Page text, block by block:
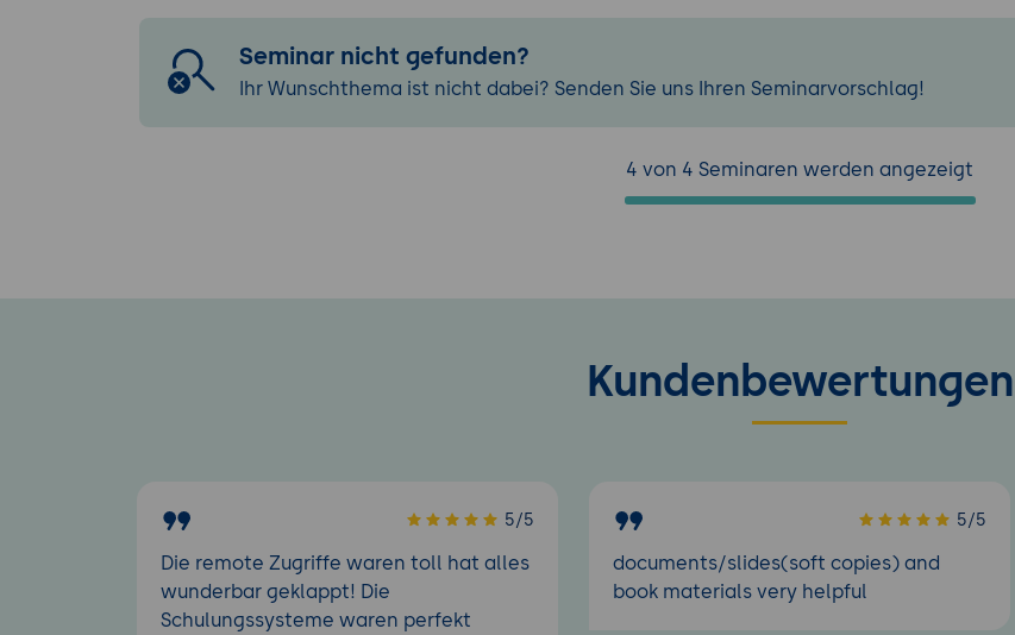
Seminar nicht gefunden?
Ihr Wunschthema ist nicht dabei? Senden Sie uns Ihren Seminarvorschlag!
4 von 4 Seminaren werden angezeigt
Kundenbewertungen
5/5
Die remote Zugriffe waren toll hat alles
wunderbar geklappt! Die
Schulungssysteme waren perfekt
5/5
documents/slides(soft copies) and
book materials very helpful